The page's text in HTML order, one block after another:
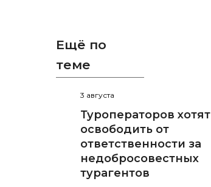
Ещё по
теме
3 августа
Туроператоров хотят
освободить от
ответственности за
недобросовестных
турагентов